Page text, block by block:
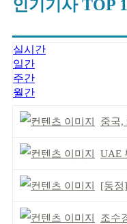
인기기사 TOP
실시간
일간
주간
월간
중국,
UAE
[동정]
조수